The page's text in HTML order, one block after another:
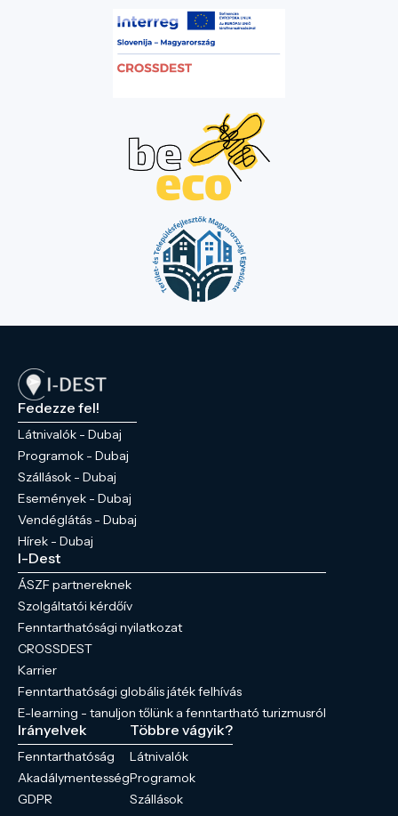
Fedezze fel!
Látnivalók - Dubaj
Programok - Dubaj
Szállások - Dubaj
Események - Dubaj
Vendéglátás - Dubaj
Hírek - Dubaj
I-Dest
ÁSZF partnereknek
Szolgáltatói kérdőív
Fenntarthatósági nyilatkozat
CROSSDEST
Karrier
Fenntarthatósági globális játék felhívás
E-learning - tanuljon tőlünk a fenntartható turizmusról
Irányelvek
Fenntarthatóság
Akadálymentesség
GDPR
Többre vágyik?
Látnivalók
Programok
Szállások